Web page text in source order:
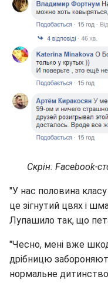
Скрін: Facebook-
"У нас половина
це зігнутий цвях і
Лупашило так, що
"Чесно, мені вже
дрібницю
нормальне дитинство,